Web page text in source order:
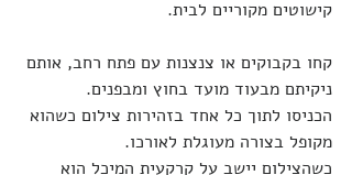
קישוטים מקוריים לבית.
קחו בקבוקים או צנצנות עם פתח רחב, אותם
ניקיתם מבעוד מועד בחוץ ומבפנים.
הכניסו לתוך כל אחד בזהירות צילום כשהוא
מקופל בצורה מעוגלת לאורכו.
כשהצילום יישב על קרקעית המיכל הוא